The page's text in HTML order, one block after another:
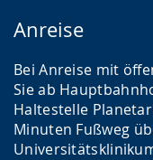
Anreise
Bei Anreise mit
Sie ab
Haltestelle
Minuten Fußweg